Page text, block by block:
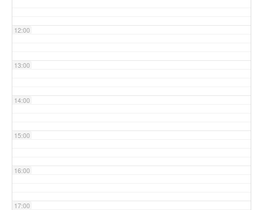
12:00
13:00
14:00
15:00
16:00
17:00